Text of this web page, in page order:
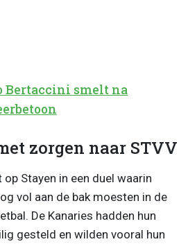
Bertaccini smelt na
zorgen naar STVV
Stayen in een duel waarin
vol aan de bak moesten in de
De Kanaries hadden hun
gesteld en wilden vooral hun